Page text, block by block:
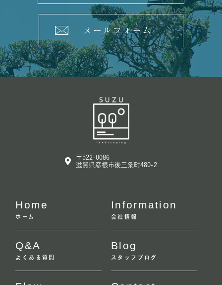
メールフォーム
〒522-0086
滋賀県彦根市後三条町480-2
Home
ホーム
Q&A
よくある質問
Information
会社情報
Blog
スタッフブログ